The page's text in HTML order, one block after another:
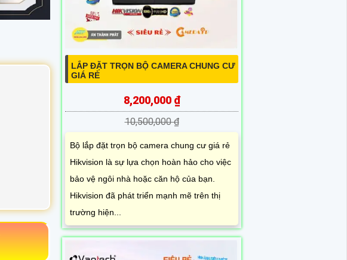
LẮP ĐẶT TRỌN BỘ CAMERA CHUNG CƯ
GIÁ RẺ
8,200,000 ₫
10,500,000 ₫
Bộ lắp đặt trọn bộ camera chung cư giá rẻ
Hikvision là sự lựa chọn hoàn hảo cho việc
bảo vệ ngôi nhà hoặc căn hộ của bạn.
Hikvision đã phát triển mạnh mẽ trên thị
trường hiện...